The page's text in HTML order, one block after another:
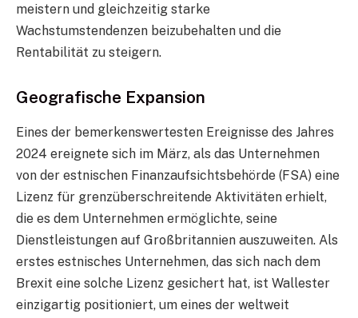
meistern und gleichzeitig starke
Wachstumstendenzen beizubehalten und die
Rentabilität zu steigern.
Geografische Expansion
Eines der bemerkenswertesten Ereignisse des Jahres
2024 ereignete sich im März, als das Unternehmen
von der estnischen Finanzaufsichtsbehörde (FSA) eine
Lizenz für grenzüberschreitende Aktivitäten erhielt,
die es dem Unternehmen ermöglichte, seine
Dienstleistungen auf Großbritannien auszuweiten. Als
erstes estnisches Unternehmen, das sich nach dem
Brexit eine solche Lizenz gesichert hat, ist Wallester
einzigartig positioniert, um eines der weltweit